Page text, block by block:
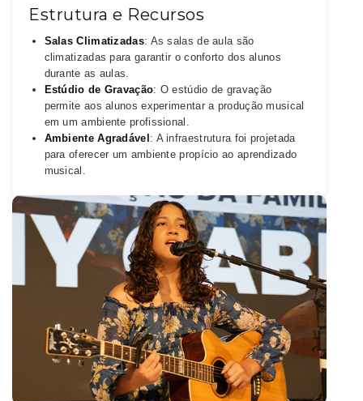
Estrutura e Recursos
Salas Climatizadas: As salas de aula são
climatizadas para garantir o conforto dos alunos
durante as aulas.
Estúdio de Gravação: O estúdio de gravação
permite aos alunos experimentar a produção musical
em um ambiente profissional.
Ambiente Agradável : A infraestrutura foi projetada
para oferecer um ambiente propício ao aprendizado
musical.